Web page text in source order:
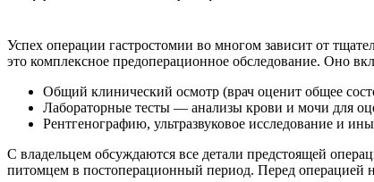
Успех операции гастростомии во многом зависит от
это комплексное предоперационное обследование. Оно
Общий клинический осмотр (врач оценит общее
Лабораторные тесты — анализы крови и мочи для
Рентгенографию, ультразвуковое исследование и
С владельцем обсуждаются все детали предстоящей
питомцем в постоперационный период. Перед операцией